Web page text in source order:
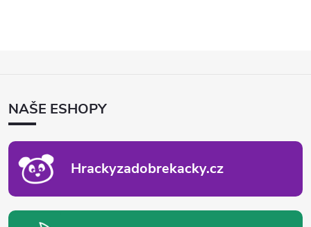
ANAŠE ESHOPY
Hrackyzadobrekacky.cz